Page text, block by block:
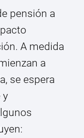
pensión a
A medida
a
se espera
y